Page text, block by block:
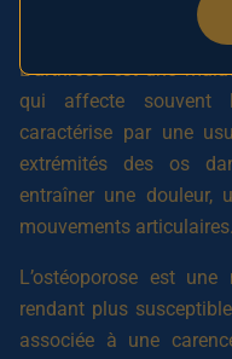
spondylarthrite
L’arthrose est une
qui affecte souvent
caractérise par une
extrémités des os
entraîner une douleur,
mouvements articulaires.
L’ostéoporose est
rendant plus
associée à une